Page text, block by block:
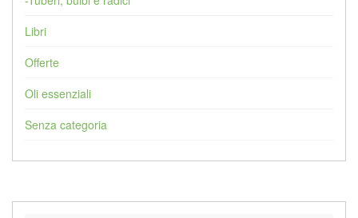
Libri
Offerte
Oli essenziali
Senza categoria